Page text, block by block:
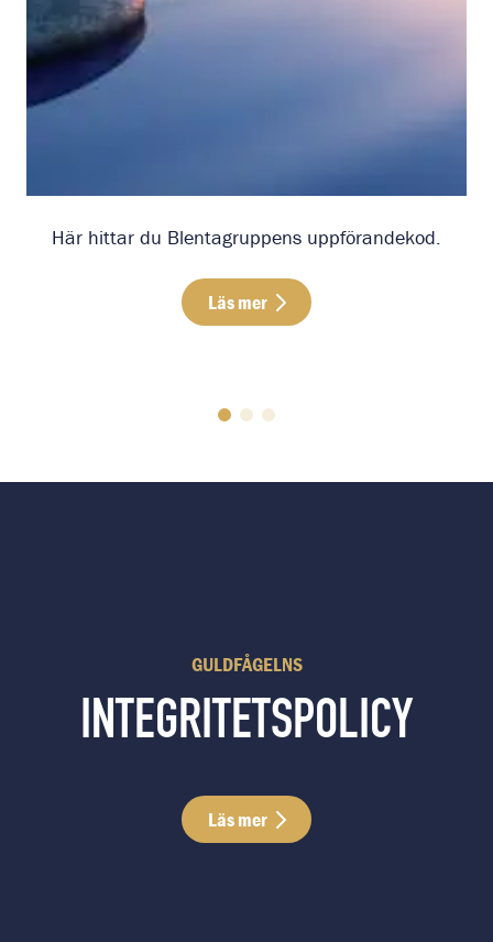
Här hittar du Blentagruppens uppförandekod.
Läs mer
Läs mer om Uppförandekod
GULDFÅGELNS
INTEGRITETSPOLICY
Läs mer
Läs mer integritetspolicy